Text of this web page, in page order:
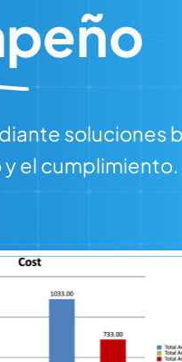
soluciones
el cumplimiento.